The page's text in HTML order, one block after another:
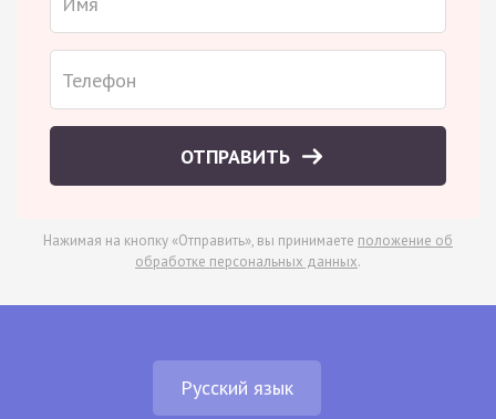
ОТПРАВИТЬ
Нажимая на кнопку «Отправить», вы принимаете положение об
обработке персональных данных.
Русский язык